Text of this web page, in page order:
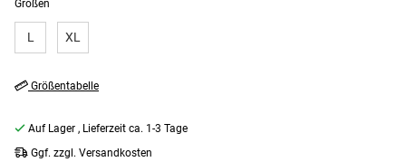
Größen
L XL
Größentabelle
Auf Lager , Lieferzeit ca. 1-3 Tage
Ggf. zzgl. Versandkosten